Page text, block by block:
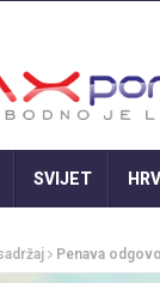
SVIJET
Penava